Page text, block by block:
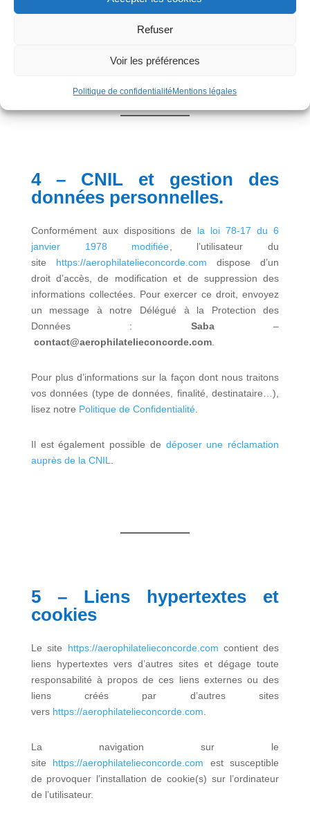
Refuser
Voir les préférences
Politique de confidentialité Mentions légales
pornographique, quel que soit le support utilisé (texte,
4 – CNIL et gestion des
données personnelles.
Conformément aux dispositions de la loi 78-17 du 6
janvier 1978 modifiée , l’utilisateur du
site https://aerophilatelieconcorde.com dispose d’un
droit d’accès, de modification et de suppression des
informations collectées. Pour exercer ce droit, envoyez
un message à notre Délégué à la Protection des
Données :Saba –
contact@aerophilatelieconcorde.com.
Pour plus d’informations sur la façon dont nous traitons
vos données (type de données, finalité, destinataire…),
lisez notre Politique de Confidentialité.
Il est également possible de déposer une réclamation
auprès de la CNIL
5 – Liens hypertextes et
cookies
Le site https://aerophilatelieconcorde.com contient des
liens hypertextes vers d’autres sites et dégage toute
responsabilité à propos de ces liens externes ou des
liens créés par d’autres sites
vers https://aerophilatelieconcorde.com
La navigation sur le
site https://aerophilatelieconcorde.com est susceptible
de provoquer l’installation de cookie(s) sur l’ordinateur
de l’utilisateur.